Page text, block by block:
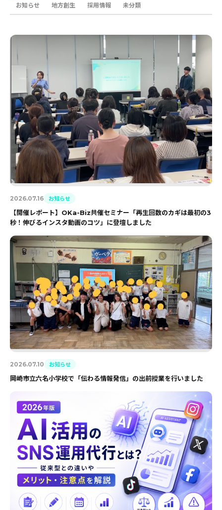
お知らせ 地方創生 採用情報 未分類
2026.07.16
お知らせ
【開催レポート】OKa-Biz共催セミナー「再生回数のカギは最初の3
秒！伸びるインスタ動画のコツ」に登壇しました
2026.07.10
お知らせ
岡崎市立六名小学校で「伝わる情報発信」の出前授業を行いました